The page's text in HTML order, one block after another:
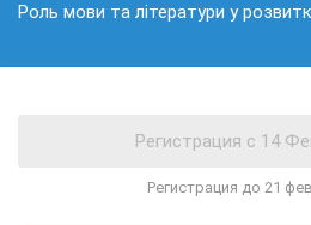
Роль мови та літератури у
Регистрация до 21